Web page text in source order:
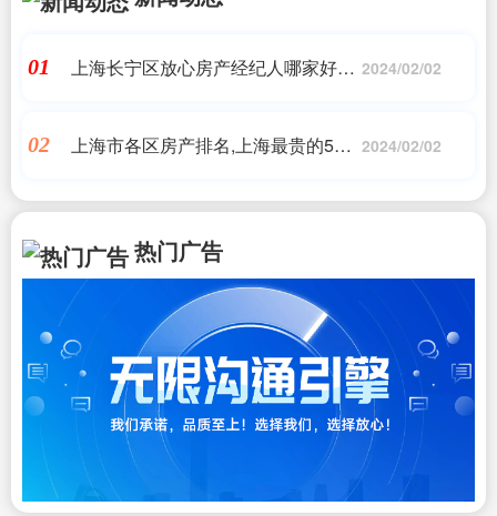
01
上海长宁区放心房产经纪人哪家好些 2024/02/02
02
上海市各区房产排名,上海最贵的50个
要继续搬砖去了
2024/02/02
热门广告